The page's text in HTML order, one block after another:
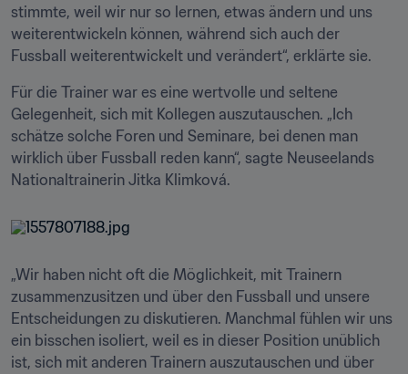
stimmte, weil wir nur so lernen, etwas ändern und uns
weiterentwickeln können, während sich auch der
Fussball weiterentwickelt und verändert“, erklärte sie.
Für die Trainer war es eine wertvolle und seltene
Gelegenheit, sich mit Kollegen auszutauschen. „Ich
schätze solche Foren und Seminare, bei denen man
wirklich über Fussball reden kann“, sagte Neuseelands
Nationaltrainerin Jitka Klimková.
„Wir haben nicht oft die Möglichkeit, mit Trainern
zusammenzusitzen und über den Fussball und unsere
Entscheidungen zu diskutieren. Manchmal fühlen wir uns
ein bisschen isoliert, weil es in dieser Position unüblich
ist, sich mit anderen Trainern auszutauschen und über